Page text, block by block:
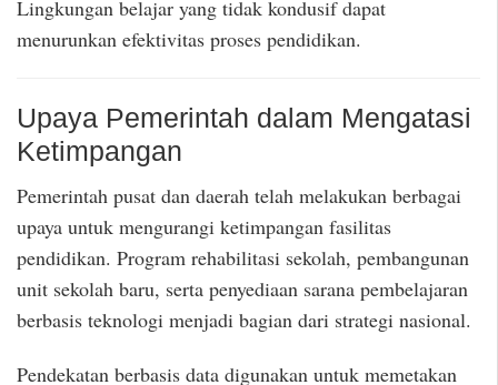
Lingkungan belajar yang tidak kondusif dapat
menurunkan efektivitas proses pendidikan.
Upaya Pemerintah dalam Mengatasi
Ketimpangan
Pemerintah pusat dan daerah telah melakukan berbagai
upaya untuk mengurangi ketimpangan fasilitas
pendidikan. Program rehabilitasi sekolah, pembangunan
unit sekolah baru, serta penyediaan sarana pembelajaran
berbasis teknologi menjadi bagian dari strategi nasional.
Pendekatan berbasis data digunakan untuk memetakan